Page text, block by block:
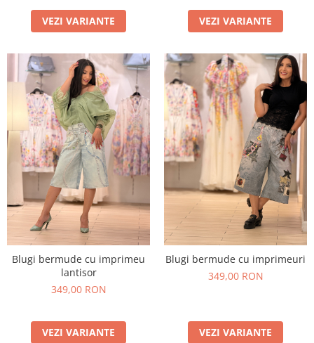
VEZI VARIANTE VEZI VARIANTE
Blugi bermude cu imprimeu
lantisor
349,00 RON
VEZI VARIANTE
Blugi bermude cu imprimeuri
349,00 RON
VEZI VARIANTE